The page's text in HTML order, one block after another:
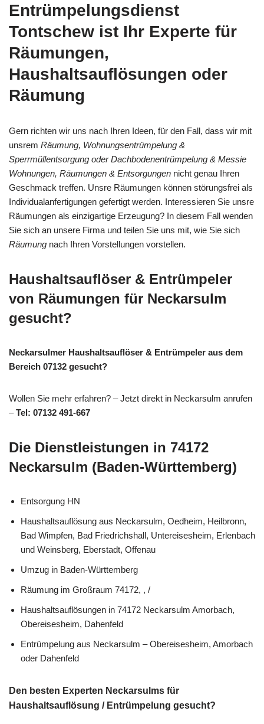
Entrümpelungsdienst
Tontschew ist Ihr Experte für
Räumungen,
Haushaltsauflösungen oder
Räumung
Gern richten wir uns nach Ihren Ideen, für den Fall, dass wir mit
unsrem Räumung, Wohnungsentrümpelung &
Sperrmüllentsorgung oder Dachbodenentrümpelung & Messie
Wohnungen, Räumungen & Entsorgungen nicht genau Ihren
Geschmack treffen. Unsre Räumungen können störungsfrei als
Individualanfertigungen gefertigt werden. Interessieren Sie unsre
Räumungen als einzigartige Erzeugung? In diesem Fall wenden
Sie sich an unsere Firma und teilen Sie uns mit, wie Sie sich
Räumung nach Ihren Vorstellungen vorstellen.
Haushaltsauflöser & Entrümpeler
von Räumungen für Neckarsulm
gesucht?
Neckarsulmer Haushaltsauflöser & Entrümpeler aus dem
Bereich 07132 gesucht?
Wollen Sie mehr erfahren? – Jetzt direkt in Neckarsulm anrufen
–Tel: 07132 491-667
Die Dienstleistungen in 74172
Neckarsulm (Baden-Württemberg)
Entsorgung HN
Haushaltsauflösung aus Neckarsulm, Oedheim, Heilbronn,
Bad Wimpfen, Bad Friedrichshall, Untereisesheim, Erlenbach
und Weinsberg, Eberstadt, Offenau
Umzug in Baden-Württemberg
Räumung im Großraum 74172, , /
Haushaltsauflösungen in 74172 Neckarsulm Amorbach,
Obereisesheim, Dahenfeld
Entrümpelung aus Neckarsulm – Obereisesheim, Amorbach
oder Dahenfeld
Den besten Experten Neckarsulms für
Haushaltsauflösung / Entrümpelung gesucht?